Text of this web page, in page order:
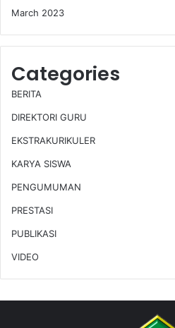
March 2023
Categories
BERITA
DIREKTORI GURU
EKSTRAKURIKULER
KARYA SISWA
PENGUMUMAN
PRESTASI
PUBLIKASI
VIDEO